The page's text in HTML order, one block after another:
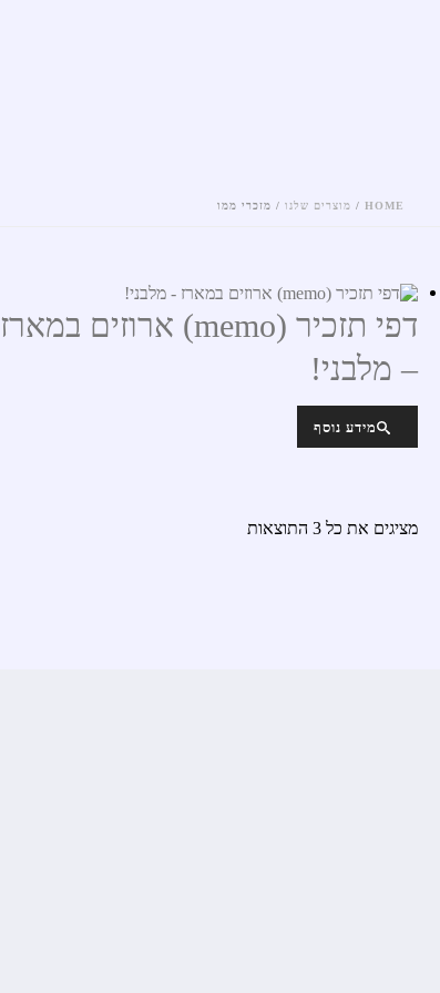
HOME
/ מוצרים שלנו / מזכרי ממו
דפי תזכיר (memo) ארוזים במארז
– מלבני!
מידע נוסף
מציגים את כל ⁦3⁩ התוצאות